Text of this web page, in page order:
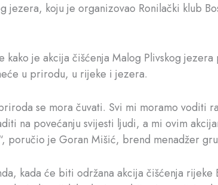
jezera, koju je organizovao Ronilački klub
je akcija čišćenja Malog Plivskog
u prirodu, u rijeke i jezera.
se mora čuvati. Svi mi moramo voditi
na povećanju svijesti ljudi, a mi ovim
je Goran Mišić, brend menadžer
kada će biti održana akcija čišćenja